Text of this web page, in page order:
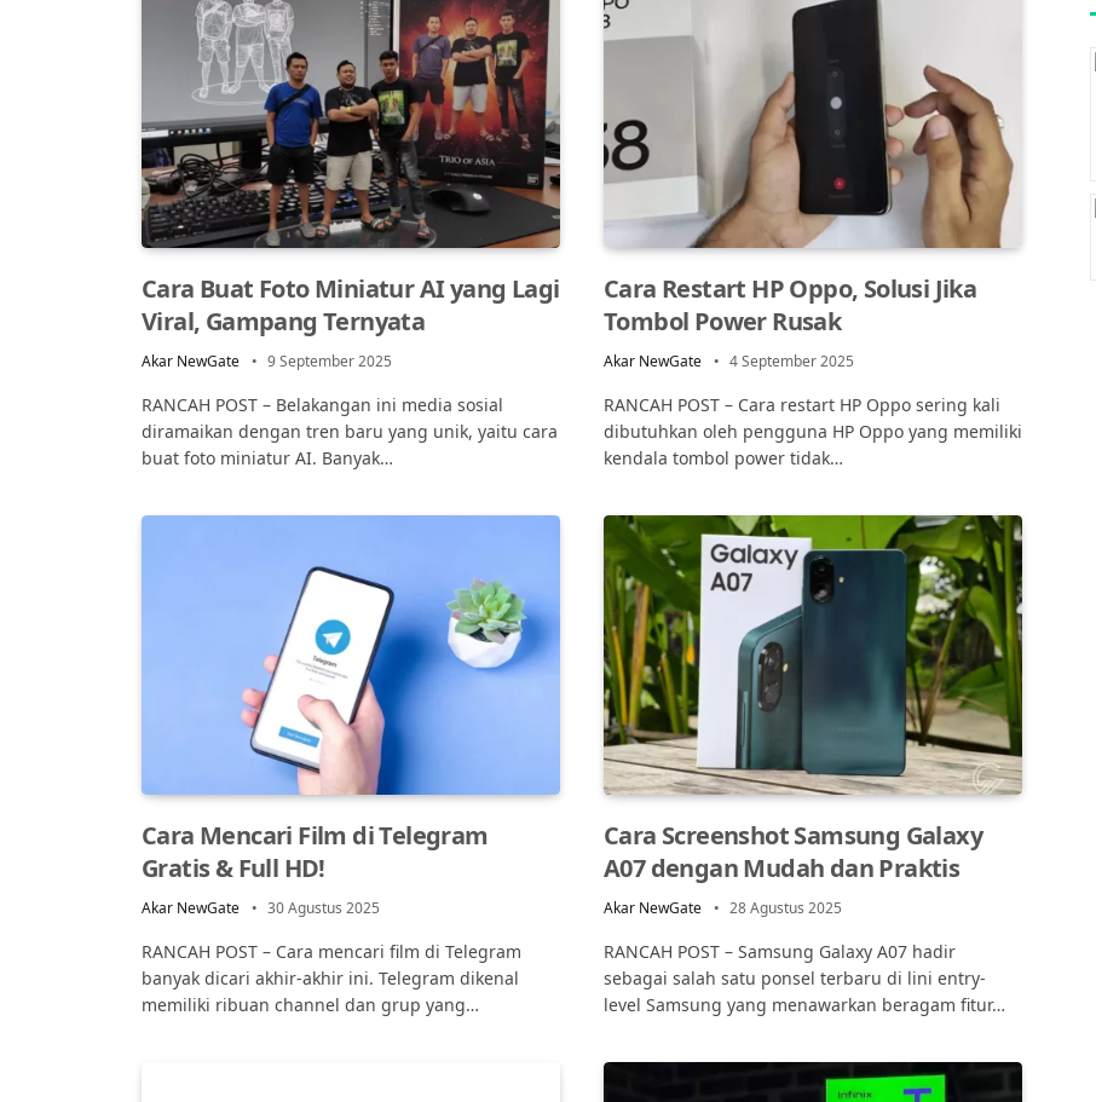
Cara Buat Foto Miniatur AI yang Lagi
Viral, Gampang Ternyata
Akar NewGate 9 September 2025
RANCAH POST – Belakangan ini media sosial
diramaikan dengan tren baru yang unik, yaitu cara
buat foto miniatur AI. Banyak…
Cara Restart HP Oppo, Solusi Jika
Tombol Power Rusak
Akar NewGate 4 September 2025
RANCAH POST – Cara restart HP Oppo sering kali
dibutuhkan oleh pengguna HP Oppo yang memiliki
kendala tombol power tidak…
Cara Mencari Film di Telegram
Gratis & Full HD!
Akar NewGate 30 Agustus 2025
RANCAH POST – Cara mencari film di Telegram
banyak dicari akhir-akhir ini. Telegram dikenal
memiliki ribuan channel dan grup yang…
Cara Screenshot Samsung Galaxy
A07 dengan Mudah dan Praktis
Akar NewGate 28 Agustus 2025
RANCAH POST – Samsung Galaxy A07 hadir
sebagai salah satu ponsel terbaru di lini entry-
level Samsung yang menawarkan beragam fitur…